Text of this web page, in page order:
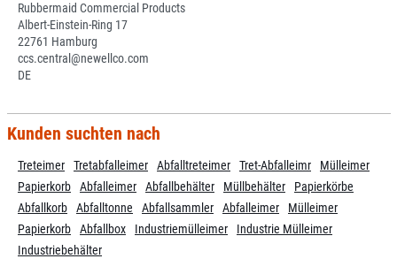
Rubbermaid Commercial Products
Albert-Einstein-Ring 17
22761 Hamburg
ccs.central@newellco.com
DE
Kunden suchten nach
Treteimer Tretabfalleimer Abfalltreteimer Tret-Abfalleimr
Mülleimer
Papierkorb
Abfalleimer Abfallbehälter Müllbehälter
Papierkörbe
Abfallkorb
Abfalltonne Abfallsammler Abfalleimer
Mülleimer
Papierkorb
Abfallbox Industriemülleimer
Industrie Mülleimer
Industriebehälter